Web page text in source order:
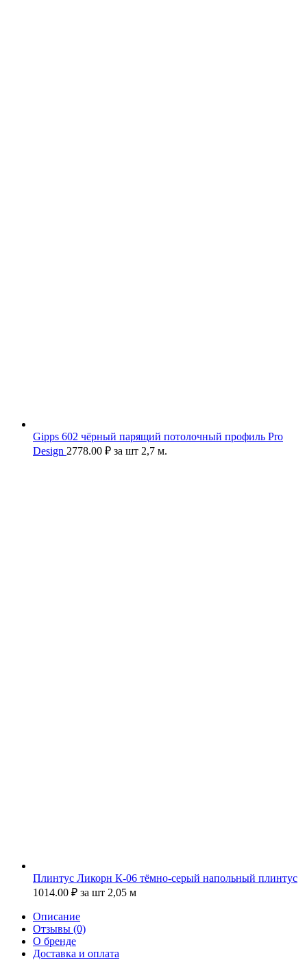
Gipps 602 чёрный парящий потолочный профиль Pro
Design 2778.00 ₽ за шт 2,7 м.
Плинтус Ликорн К-06 тёмно-серый напольный плинтус
1014.00 ₽ за шт 2,05 м
Описание
Отзывы (0)
О бренде
Доставка и оплата